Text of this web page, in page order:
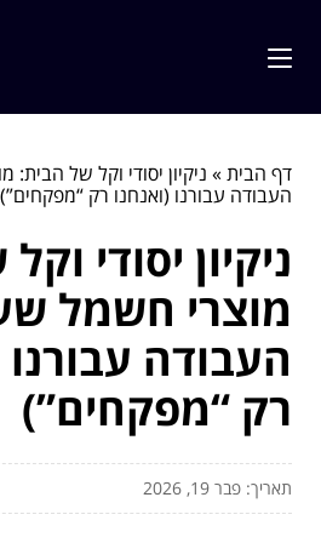
דף הבית» ניקיון יסודי וקל של
העבודה עבורנו (ואנחנו רק “מפקחים”)
ניקיון יסודי
מוצרי חשמל
העבודה עבורנו
רק “מפקחים”)
תאריך: פבר 19, 2026